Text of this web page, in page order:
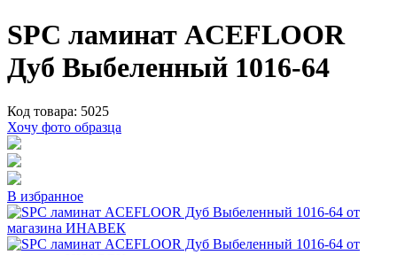
SPC ламинат ACEFLOOR
Дуб Выбеленный 1016-64
Код товара: 5025
Хочу фото образца
В избранное